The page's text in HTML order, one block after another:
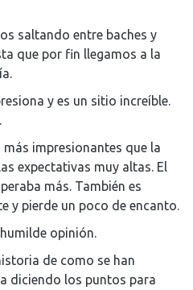
saltando entre baches y
que por fin llegamos a la
y es un sitio increíble.
impresionantes que la
expectativas muy altas. El
más. También es
y pierde un poco de encanto.
opinión.
de como se han
diciendo los puntos para